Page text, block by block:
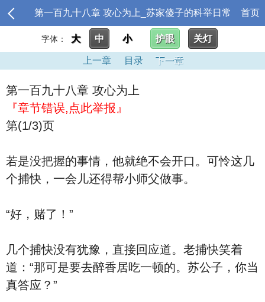
第一百九十八章 攻心为上_苏家傻子的科举日常 首页
字体： 大 中 小 护眼 关灯
上一章 目录 下一章
第一百九十八章 攻心为上
『章节错误,点此举报』
第(1/3)页
若是没把握的事情，他就绝不会开口。可怜这几
个捕快，一会儿还得帮小师父做事。
“好，赌了！”
几个捕快没有犹豫，直接回应道。老捕快笑着
道：“那可是要去醉香居吃一顿的。苏公子，你当
真答应？”